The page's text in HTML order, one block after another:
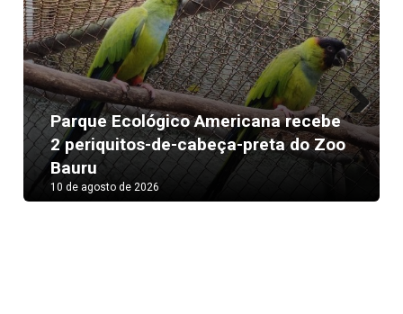
Parque Ecológico Americana recebe
2 periquitos-de-cabeça-preta do Zoo
Bauru
10 de agosto de 2026
Next